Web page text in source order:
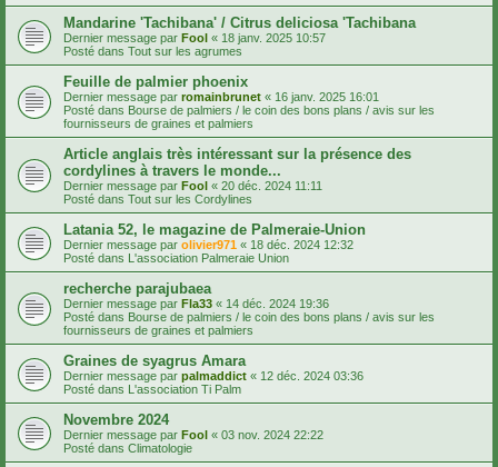
Mandarine 'Tachibana' / Citrus deliciosa 'Tachibana
Dernier message par Fool « 18 janv. 2025 10:57
Posté dans Tout sur les agrumes
Feuille de palmier phoenix
Dernier message par romainbrunet « 16 janv. 2025 16:01
Posté dans Bourse de palmiers / le coin des bons plans / avis sur les
fournisseurs de graines et palmiers
Article anglais très intéressant sur la présence des
cordylines à travers le monde...
Dernier message par Fool « 20 déc. 2024 11:11
Posté dans Tout sur les Cordylines
Latania 52, le magazine de Palmeraie-Union
Dernier message par olivier971 « 18 déc. 2024 12:32
Posté dans L'association Palmeraie Union
recherche parajubaea
Dernier message par Fla33 « 14 déc. 2024 19:36
Posté dans Bourse de palmiers / le coin des bons plans / avis sur les
fournisseurs de graines et palmiers
Graines de syagrus Amara
Dernier message par palmaddict « 12 déc. 2024 03:36
Posté dans L'association Ti Palm
Novembre 2024
Dernier message par Fool « 03 nov. 2024 22:22
Posté dans Climatologie